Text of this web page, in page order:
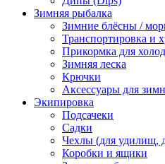
Зимняя рыбалка
Зимние блёсны /
Транспортировка и
Прикормка для
Зимняя леска
Крючки
Аксессуары для
Экипировка
Подсачеки
Садки
Чехлы (для удилищ,
Коробки и ящики